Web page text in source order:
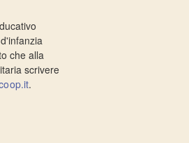
che alla
scrivere
.